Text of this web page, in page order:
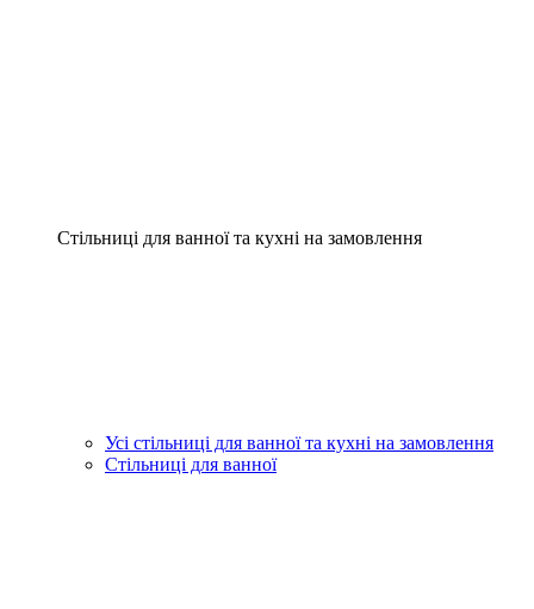
Стільниці для ванної та кухні на замовлення
Усі стільниці для ванної та кухні на замовлення
Стільниці для ванної